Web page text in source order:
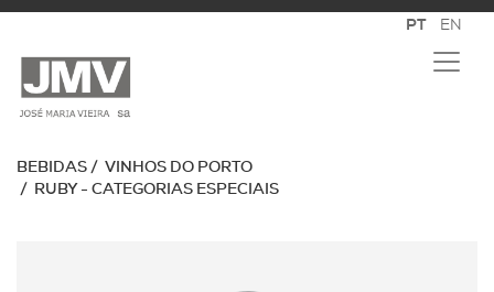
BEBIDAS
VINHOS DO PORTO
RUBY - CATEGORIAS ESPECIAIS